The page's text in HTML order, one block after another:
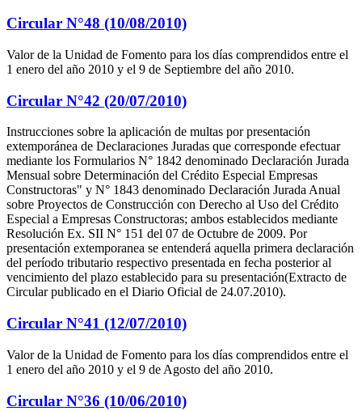
Circular N°48 (10/08/2010)
Valor de la Unidad de Fomento para los días comprendidos entre el
1 enero del año 2010 y el 9 de Septiembre del año 2010.
Circular N°42 (20/07/2010)
Instrucciones sobre la aplicación de multas por presentación
extemporánea de Declaraciones Juradas que corresponde efectuar
mediante los Formularios N° 1842 denominado Declaración Jurada
Mensual sobre Determinación del Crédito Especial Empresas
Constructoras" y N° 1843 denominado Declaración Jurada Anual
sobre Proyectos de Construcción con Derecho al Uso del Crédito
Especial a Empresas Constructoras; ambos establecidos mediante
Resolución Ex. SII N° 151 del 07 de Octubre de 2009. Por
presentación extemporanea se entenderá aquella primera declaración
del período tributario respectivo presentada en fecha posterior al
vencimiento del plazo establecido para su presentación(Extracto de
Circular publicado en el Diario Oficial de 24.07.2010).
Circular N°41 (12/07/2010)
Valor de la Unidad de Fomento para los días comprendidos entre el
1 enero del año 2010 y el 9 de Agosto del año 2010.
Circular N°36 (10/06/2010)